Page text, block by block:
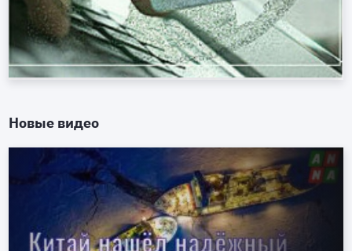
Новые видео